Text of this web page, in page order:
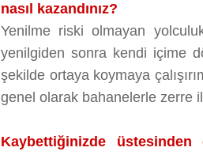
nasıl kazandınız?
Yenilme riski olmayan
yenilgiden sonra kendi içime
şekilde ortaya koymaya
genel olarak bahanelerle zerre
Kaybettiğinizde